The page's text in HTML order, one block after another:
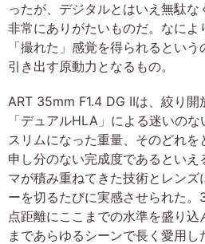
ったが、デジタルとはいえ無駄
非常にありがたいものだ。なによ
「撮れた」感覚を得られるとい
引き出す原動力となるもの。
ART 35mm F1.4 DG IIは、絞り開
「デュアルHLA」による迷いの
スリムになった重量、そのどれ
申し分のない完成度であるとい
マが積み重ねてきた技術とレンズ
ーを切るたびに実感させられた
点距離にここまでの水準を盛り
まであらゆるシーンで長く愛用し